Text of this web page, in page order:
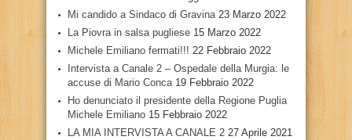
Mi candido a Sindaco di Gravina 23 Marzo 2022
La Piovra in salsa pugliese 15 Marzo 2022
Michele Emiliano fermati!!! 22 Febbraio 2022
Intervista a Canale 2 – Ospedale della Murgia: le
accuse di Mario Conca 19 Febbraio 2022
Ho denunciato il presidente della Regione Puglia
Michele Emiliano 15 Febbraio 2022
LA MIA INTERVISTA A CANALE 2 27 Aprile 2021